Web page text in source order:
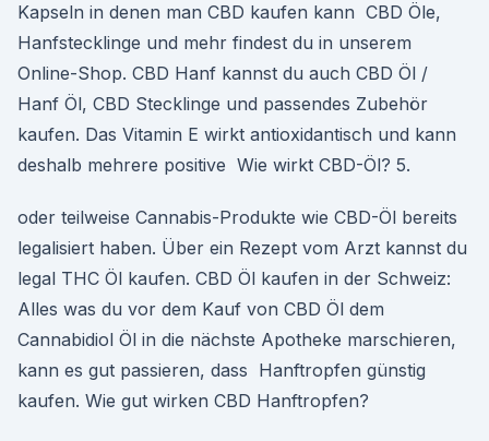
Kapseln in denen man CBD kaufen kann CBD Öle,
Hanfstecklinge und mehr findest du in unserem
Online-Shop. CBD Hanf kannst du auch CBD Öl /
Hanf Öl, CBD Stecklinge und passendes Zubehör
kaufen. Das Vitamin E wirkt antioxidantisch und kann
deshalb mehrere positive Wie wirkt CBD-Öl? 5.
oder teilweise Cannabis-Produkte wie CBD-Öl bereits
legalisiert haben. Über ein Rezept vom Arzt kannst du
legal THC Öl kaufen. CBD Öl kaufen in der Schweiz:
Alles was du vor dem Kauf von CBD Öl dem
Cannabidiol Öl in die nächste Apotheke marschieren,
kann es gut passieren, dass Hanftropfen günstig
kaufen. Wie gut wirken CBD Hanftropfen?